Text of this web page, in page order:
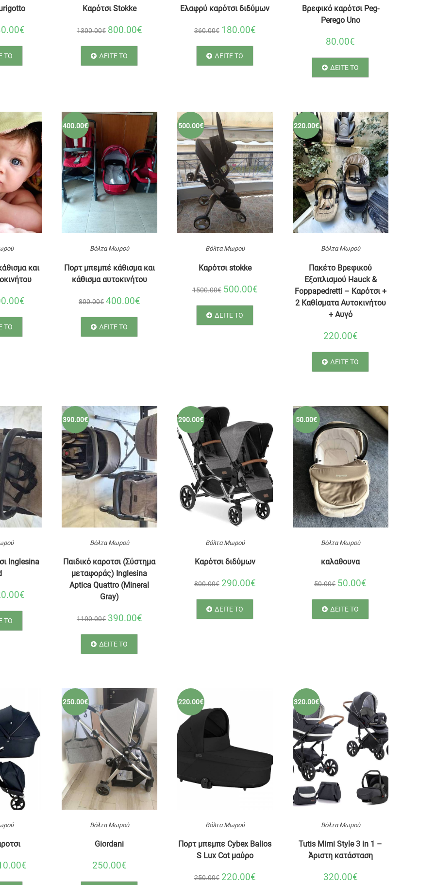
ΤΟ
Καρότσι Stokke
1300.00€ 800.00€
ΔΕΙΤΕ ΤΟ
Ελαφρύ καρότσι διδύμων
360.00€ 180.00€
ΔΕΙΤΕ ΤΟ
Βρεφικό καρότσι Peg-
Perego Uno
80.00€
ΔΕΙΤΕ ΤΟ
και
ΤΟ
400.00€
Βόλτα Μωρού
Πορτ μπεμπέ κάθισμα και
κάθισμα αυτοκινήτου
800.00€ 400.00€
ΔΕΙΤΕ ΤΟ
500.00€
Βόλτα Μωρού
Καρότσι stokke
1500.00€ 500.00€
ΔΕΙΤΕ ΤΟ
220.00€
Βόλτα Μωρού
Πακέτο Βρεφικού
Εξοπλισμού Hauck &
Foppapedretti – Καρότσι +
2 Καθίσματα Αυτοκινήτου
+ Αυγό
220.00€
ΔΕΙΤΕ ΤΟ
Inglesina
ΤΟ
390.00€
Βόλτα Μωρού
Παιδικό καροτσι (Σύστημα
μεταφοράς) Inglesina
Aptica Quattro (Mineral
Gray)
1100.00€ 390.00€
ΔΕΙΤΕ ΤΟ
290.00€
Βόλτα Μωρού
Καρότσι διδύμων
800.00€ 290.00€
ΔΕΙΤΕ ΤΟ
50.00€
Βόλτα Μωρού
καλαθουνα
50.00€ 50.00€
ΔΕΙΤΕ ΤΟ
250.00€
Βόλτα Μωρού
Giordani
250.00€
220.00€
Βόλτα Μωρού
Πορτ μπεμπε Cybex Balios
S Lux Cot μαύρο
250.00€ 220.00€
320.00€
Βόλτα Μωρού
Tutis Mimi Style 3 in 1 –
Άριστη κατάσταση
320.00€